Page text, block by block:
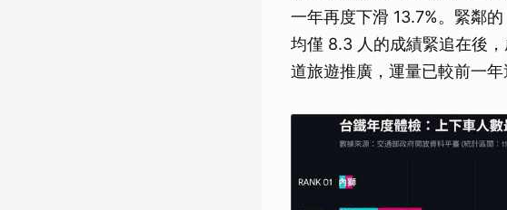
一年再度下滑 13.7%。緊鄰
均僅 8.3 人的成績緊追在後
道旅遊推廣，運量已較前一年